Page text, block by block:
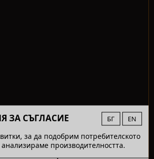
ЗА СЪГЛАСИЕ БГ EN
за да подобрим потребителското
производителността.